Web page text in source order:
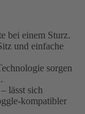
bei einem Sturz.
und einfache
sorgen
lässt sich
kompatibler